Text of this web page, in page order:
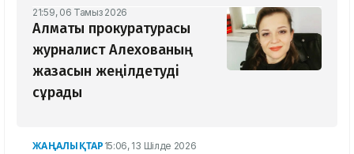
21:59, 06 Тамыз 2026
Алматы прокуратурасы
журналист Алехованың
жазасын жеңілдетуді
сұрады
ЖАҢАЛЫҚТАР 15:06, 13 Шілде 2026